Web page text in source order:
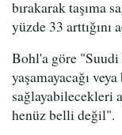
bırakarak taşıma
yüzde 33 arttığını
Bohl'a göre "Suudi
yaşamayacağı
sağlayabilecekleri
henüz belli değil".